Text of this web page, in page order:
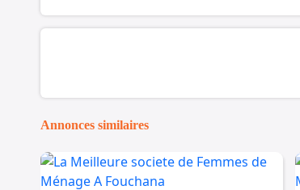
Annonces similaires